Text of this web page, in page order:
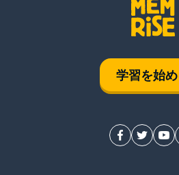
学習を始